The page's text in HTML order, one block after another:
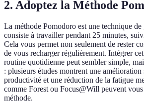
2. Adoptez la Méthode
La méthode Pomodoro est une technique
consiste à travailler pendant 25 minutes,
Cela vous permet non seulement de rester
de vous recharger régulièrement. Intégrer
routine quotidienne peut sembler simple,
: plusieurs études montrent une
productivité et une réduction de la fatigue
comme Forest ou Focus@Will peuvent
méthode.